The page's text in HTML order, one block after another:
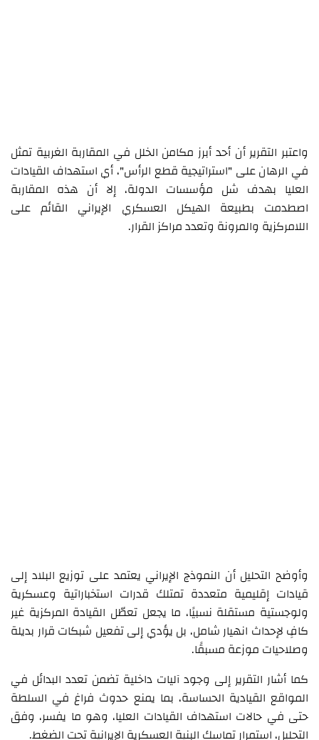
واعتبر التقرير أن أحد أبرز مكامن الخلل في المقاربة الغربية تمثل
في الرهان على "استراتيجية قطع الرأس"، أي استهداف القيادات
العليا بهدف شل مؤسسات الدولة، إلا أن هذه المقاربة
اصطدمت بطبيعة الهيكل العسكري الإيراني القائم على
اللامركزية والمرونة وتعدد مراكز القرار.
وأوضح التحليل أن النموذج الإيراني يعتمد على توزيع البلاد إلى
قيادات إقليمية متعددة تمتلك قدرات استخباراتية وعسكرية
ولوجستية مستقلة نسبيًا، ما يجعل تعطّل القيادة المركزية غير
كافٍ لإحداث انهيار شامل، بل يؤدي إلى تفعيل شبكات قرار بديلة
وصلاحيات موزعة مسبقًا.
كما أشار التقرير إلى وجود آليات داخلية تضمن تعدد البدائل في
المواقع القيادية الحساسة، بما يمنع حدوث فراغ في السلطة
حتى في حالات استهداف القيادات العليا، وهو ما يفسر، وفق
التحليل، استمرار تماسك البنية العسكرية الإيرانية تحت الضغط.